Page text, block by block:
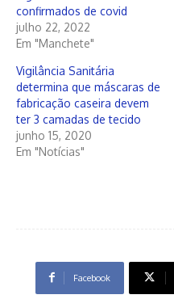
confirmados de covid
julho 22, 2022
Em "Manchete"
Vigilância Sanitária
determina que máscaras de
fabricação caseira devem
ter 3 camadas de tecido
junho 15, 2020
Em "Notícias"
Facebook